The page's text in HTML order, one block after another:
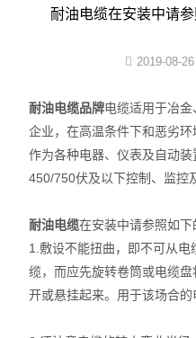
电子手轮
注塑式系统线束
立式多级离心泵
发那科电抗器
耐油特种电缆系列
数控连接器
耐油电缆在安装中请
2019-08-26
耐油电缆品牌电缆适用于冶
企业，在高温条件下和恶劣
作为各种电器、仪表及自动
450/750伏及以下控制、监控
耐油电缆在安装中请参照如下
1.敷设不能扭曲，即不可从
缆，而应先旋转卷筒或电缆
开或悬挂起来。用于该场合的